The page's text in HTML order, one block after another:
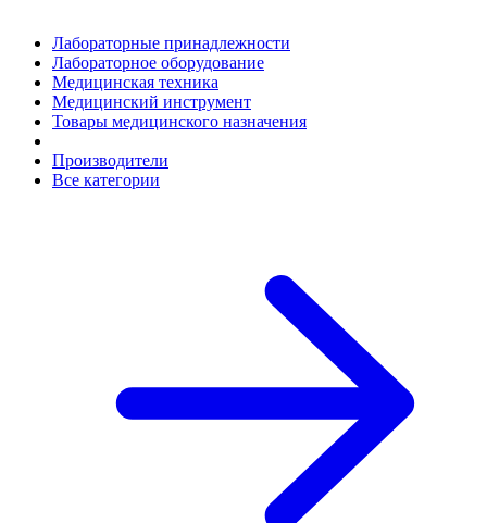
Лабораторные принадлежности
Лабораторное оборудование
Медицинская техника
Медицинский инструмент
Товары медицинского назначения
Производители
Все категории